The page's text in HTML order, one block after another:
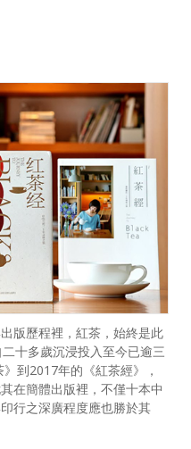
版歷程裡，紅茶，始終是此
十多歲沉浸投入至今已逾三
到2017年的《紅茶經》，
在簡體出版裡，不僅十本中
行之深廣程度應也勝於其